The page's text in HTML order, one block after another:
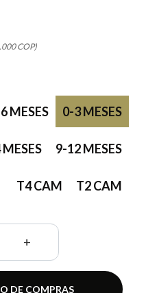
COP)
0-3 MESES
MESES
9-12 MESES
T2 CAM
T4 CAM
+